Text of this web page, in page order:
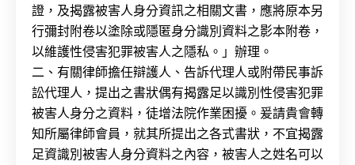
證，及揭露被害人身分資訊之相關文書，應將原本另
行彌封附卷以塗除或隱匿身分識別資料之影本附卷，
以維護性侵害犯罪被害人之隱私。」辦理。
二、有關律師擔任辯護人、告訴代理人或附帶民事訴
訟代理人，提出之書狀偶有揭露足以識別性侵害犯罪
被害人身分之資料，徒增法院作業困擾。爰請貴會轉
知所屬律師會員，就其所提出之各式書狀，不宜揭露
足資識別被害人身分資料之內容，被害人之姓名可以